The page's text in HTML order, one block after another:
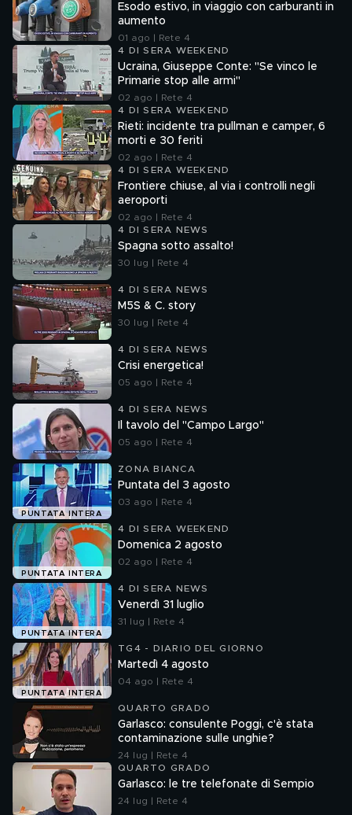
Esodo estivo, in viaggio con carburanti in
aumento
01 ago | Rete 4
4 DI SERA WEEKEND
Ucraina, Giuseppe Conte: "Se vinco le
Primarie stop alle armi"
02 ago | Rete 4
4 DI SERA WEEKEND
Rieti: incidente tra pullman e camper, 6
morti e 30 feriti
02 ago | Rete 4
4 DI SERA WEEKEND
Frontiere chiuse, al via i controlli negli
aeroporti
02 ago | Rete 4
4 DI SERA NEWS
Spagna sotto assalto!
30 lug | Rete 4
4 DI SERA NEWS
M5S & C. story
30 lug | Rete 4
4 DI SERA NEWS
Crisi energetica!
05 ago | Rete 4
4 DI SERA NEWS
Il tavolo del "Campo Largo"
05 ago | Rete 4
PUNTATA INTERA
ZONA BIANCA
Puntata del 3 agosto
03 ago | Rete 4
PUNTATA INTERA
4 DI SERA WEEKEND
Domenica 2 agosto
02 ago | Rete 4
PUNTATA INTERA
4 DI SERA NEWS
Venerdì 31 luglio
31 lug | Rete 4
PUNTATA INTERA
TG4 - DIARIO DEL GIORNO
Martedì 4 agosto
04 ago | Rete 4
QUARTO GRADO
Garlasco: consulente Poggi, c'è stata
contaminazione sulle unghie?
24 lug | Rete 4
QUARTO GRADO
Garlasco: le tre telefonate di Sempio
24 lug | Rete 4